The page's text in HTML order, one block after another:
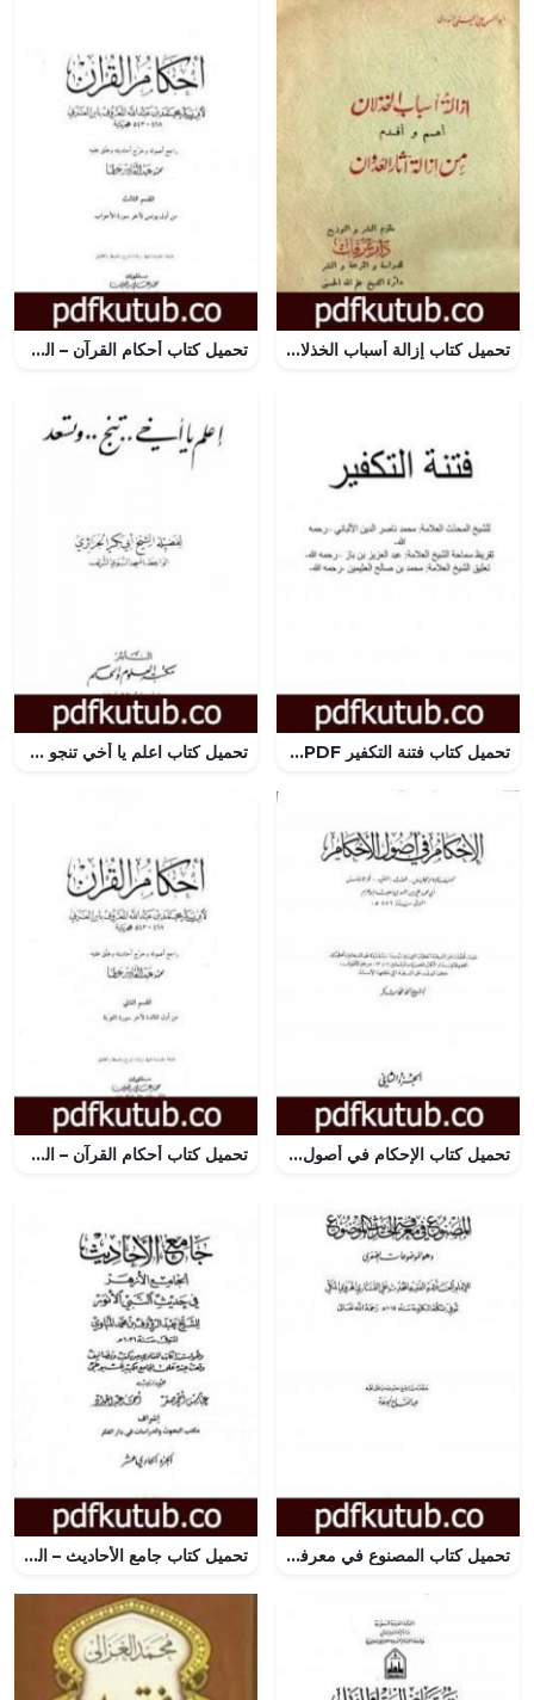
تحميل كتاب إزالة أسباب الخذلان أهم وأقدم من إزالة آثار العدوان PDF تأليف أبو الحسن الندوي مجانا [كامل] تحميل كتاب أحكام القرآن – القسم الثالث: يونس – الأحزاب PDF تأليف أبو بكر بن العربي المالكي مجانا [كامل]
تحميل كتاب فتنة التكفير PDF تأليف محمد ناصر الدين الألباني مجانا [كامل] تحميل كتاب اعلم يا أخي تنجو وتسعد PDF تأليف أبو بكر جابر الجزائري مجانا [كامل]
تحميل كتاب الإحكام في أصول الأحكام – الجزء الثاني PDF تأليف ابن حزم الأندلسي مجانا [كامل] تحميل كتاب أحكام القرآن – القسم الثاني: المائدة – التوبة PDF تأليف أبو بكر بن العربي المالكي مجانا [كامل]
تحميل كتاب المصنوع في معرفة الحديث الموضوع PDF تأليف الملا على القاري مجانا [كامل] تحميل كتاب جامع الأحاديث – الجامع الصغير وزوائده والجامع الكبير – قسم الأقوال – الجزء الحادي عشر PDF تأليف جلال الدين السيوطي مجانا [كامل]